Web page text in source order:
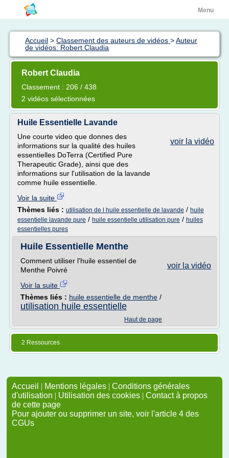
Menu
Accueil > Classement des auteurs de vidéos >Auteur
de vidéos: Robert Claudia
Robert Claudia
Classement : 206 / 438
2 vidéos sélectionnées
Huile Essentielle Lavande
voir la vidéo
Une courte video que donnes des
informations sur la qualité des huiles
essentielles DoTerra (Certified Pure
Therapeutic Grade), ainsi que des
informations sur l'utilisation de la lavande
comme huile essentielle.
Voir la suite
Thèmes liés : utilisation de l huile essentielle de lavande / huile
essentielle lavande pure / huile essentielle utilisation pure / huiles
essentielles pures
Huile Essentielle Menthe
voir la vidéo
Comment utiliser l'huile essentiel de
Menthe Poivré
Voir la suite
Thèmes liés : huile essentielle de menthe /
utilisation huile essentielle
Haut de page
2 Ressources
Accueil | Mentions légales | Conditions générales
d'utilisation | Utilisation des cookies | Contact à propos
de cette page
Pour ajouter ou supprimer un site, voir l'article 4 des
CGUs